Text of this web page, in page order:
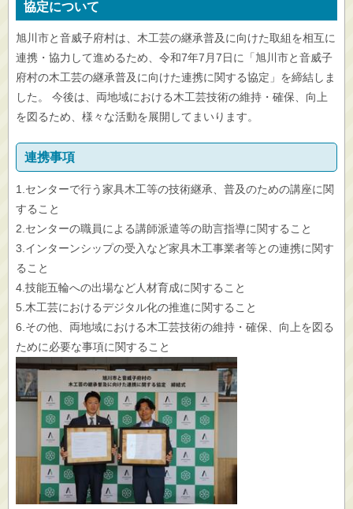
協定について
旭川市と音威子府村は、木工芸の継承普及に向けた取組を相互に
連携・協力して進めるため、令和7年7月7日に「旭川市と音威子
府村の木工芸の継承普及に向けた連携に関する協定」を締結しま
した。 今後は、両地域における木工芸技術の維持・確保、向上
を図るため、様々な活動を展開してまいります。
連携事項
1.センターで行う家具木工等の技術継承、普及のための講座に関
すること
2.センターの職員による講師派遣等の助言指導に関すること
3.インターンシップの受入など家具木工事業者等との連携に関す
ること
4.技能五輪への出場など人材育成に関すること
5.木工芸におけるデジタル化の推進に関すること
6.その他、両地域における木工芸技術の維持・確保、向上を図る
ために必要な事項に関すること